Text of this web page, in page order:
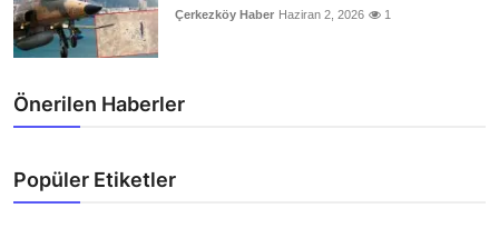
Çerkezköy Haber Haziran 2, 2026 1
Önerilen Haberler
Popüler Etiketler